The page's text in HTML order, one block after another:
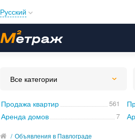
Русский
Українська
Все категории
Продажа квартир 561
Аренда домов 7
/ Объявления в Павлограде